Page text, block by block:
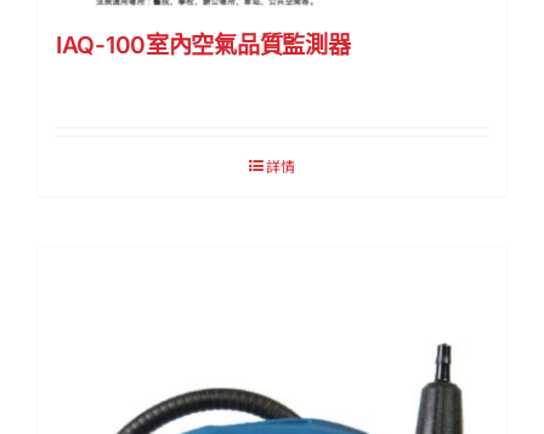
IAQ-100室內空氣品質監測器
詳情